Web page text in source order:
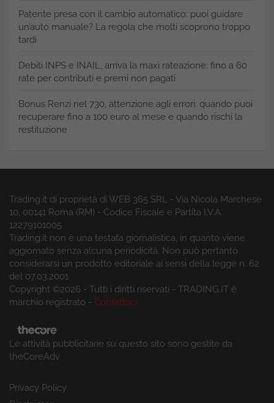
Patente presa con il cambio automatico: puoi guidare
un’auto manuale? La regola che molti scoprono troppo
tardi
Debiti INPS e INAIL, arriva la maxi rateazione: fino a 60
rate per contributi e premi non pagati
Bonus Renzi nel 730, attenzione agli errori: quando puoi
recuperare fino a 100 euro al mese e quando rischi la
restituzione
Trading.it di proprietà di WEB 365 SRL - Via Nicola Marchese
10, 00141 Roma (RM) - Codice Fiscale e Partita I.V.A.
12279101005
Trading.it non è una testata giornalistica, in quanto viene
aggiornato senza alcuna periodicità. Non può pertanto
considerarsi un prodotto editoriale ai sensi della legge n. 62
del 07.03.2001
Copyright ©2026 - Tutti i diritti riservati - TRADING.IT è
marchio registrato - Contattaci
Le attività pubblicitarie su questo sito sono gestite da
theCoreAdv
Privacy Policy